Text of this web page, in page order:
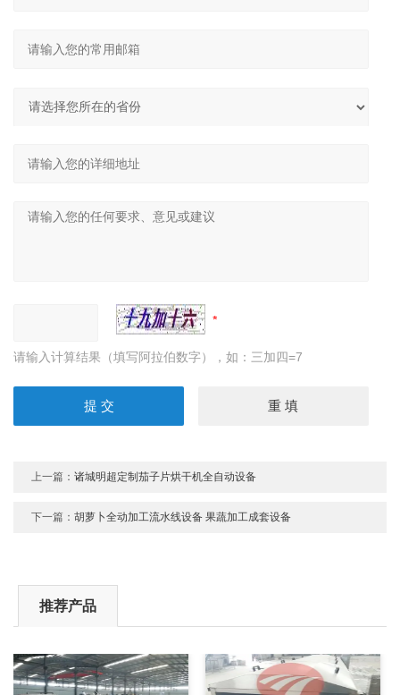
请输入计算结果（填写阿拉伯数字），如：三加四=7
上一篇：诸城明超定制茄子片烘干机全自动设备
下一篇：胡萝卜全动加工流水线设备 果蔬加工成套设备
推荐产品